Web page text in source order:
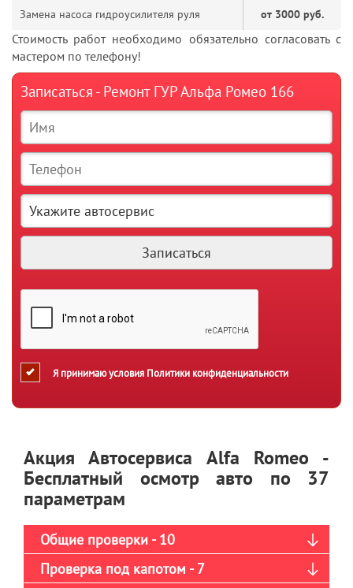
Замена насоса гидроусилителя руля от 3000 руб.
Стоимость работ необходимо обязательно согласовать с
мастером по телефону!
Записаться - Ремонт ГУР Альфа Ромео 166
Я принимаю условия Политики конфиденциальности
Акция Автосервиса Alfa Romeo -
Бесплатный осмотр авто по 37
параметрам
Общие проверки - 10
Проверка под капотом - 7